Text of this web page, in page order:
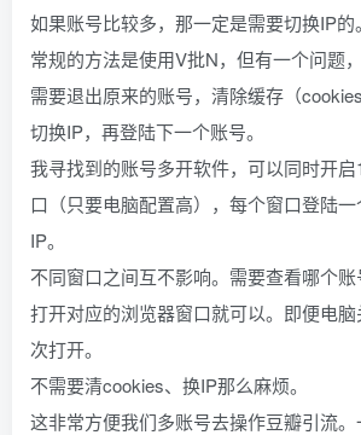
如果账号比较多，那一定是需要切换IP的。
常规的方法是使用V批N，但有一个问题
需要退出原来的账号，清除缓存（
切换IP，再登陆下一个账号。
我寻找到的账号多开软件，可以同时开
口（只要电脑配置高），每个窗口登陆
IP。
不同窗口之间互不影响。需要查看哪个
打开对应的浏览器窗口就可以。即便电
次打开。
不需要清cookies、换IP那么麻烦。
这非常方便我们多账号去操作豆瓣引流